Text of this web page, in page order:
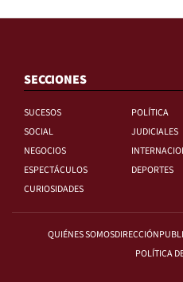
SECCIONES
SUCESOS
POLÍTICA
SOCIAL
JUDICIALES
NEGOCIOS
ESPECTÁCULOS
DEPORTES
CURIOSIDADES
QUIÉNES SOMOSDIRECCIÓN
POLÍTICA